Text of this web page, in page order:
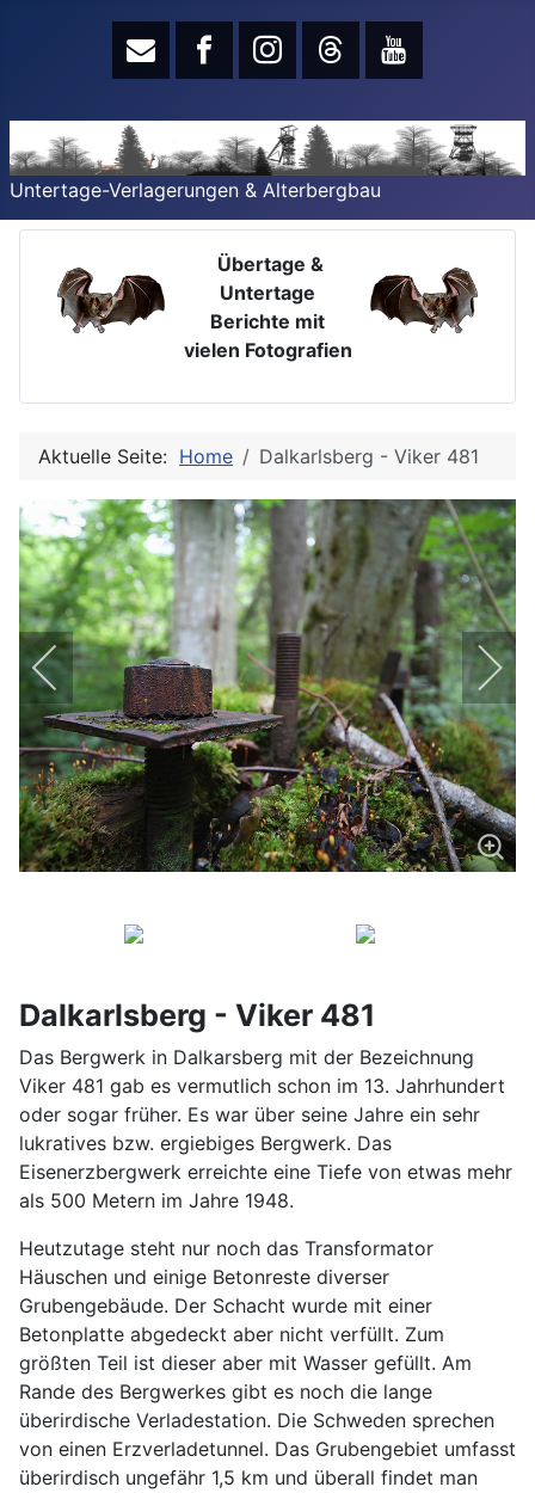
Untertage-Verlagerungen & Alterbergbau
Übertage &
Untertage
Berichte mit
vielen Fotografien
Aktuelle Seite: Home Dalkarlsberg - Viker 481
Dalkarlsberg - Viker 481
Das Bergwerk in Dalkarsberg mit der Bezeichnung
Viker 481 gab es vermutlich schon im 13. Jahrhundert
oder sogar früher. Es war über seine Jahre ein sehr
lukratives bzw. ergiebiges Bergwerk. Das
Eisenerzbergwerk erreichte eine Tiefe von etwas mehr
als 500 Metern im Jahre 1948.
Heutzutage steht nur noch das Transformator
Häuschen und einige Betonreste diverser
Grubengebäude. Der Schacht wurde mit einer
Betonplatte abgedeckt aber nicht verfüllt. Zum
größten Teil ist dieser aber mit Wasser gefüllt. Am
Rande des Bergwerkes gibt es noch die lange
überirdische Verladestation. Die Schweden sprechen
von einen Erzverladetunnel. Das Grubengebiet umfasst
überirdisch ungefähr 1,5 km und überall findet man